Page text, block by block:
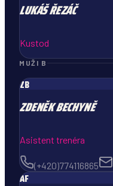
LUKÁŠŘEZÁČ
Kustod
MUŽI B
ZB
ZDENĚKBECHYNĚ
Asistent trenéra
(+420)774116865
AF